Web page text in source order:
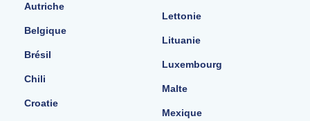
Autriche
Belgique
Brésil
Chili
Croatie
Lettonie
Lituanie
Luxembourg
Malte
Mexique